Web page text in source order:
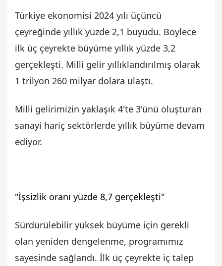
Türkiye ekonomisi 2024 yılı üçüncü
çeyreğinde yıllık yüzde 2,1 büyüdü. Böylece
ilk üç çeyrekte büyüme yıllık yüzde 3,2
gerçekleşti. Milli gelir yıllıklandırılmış olarak
1 trilyon 260 milyar dolara ulaştı.
Milli gelirimizin yaklaşık 4'te 3'ünü oluşturan
sanayi hariç sektörlerde yıllık büyüme devam
ediyor.
"İşsizlik oranı yüzde 8,7 gerçekleşti"
Sürdürülebilir yüksek büyüme için gerekli
olan yeniden dengelenme, programımız
sayesinde sağlandı. İlk üç çeyrekte iç talep